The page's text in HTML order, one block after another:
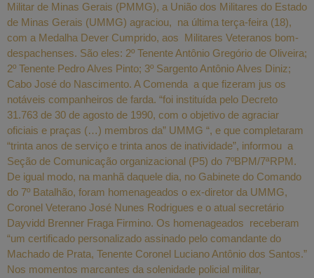
Militar de Minas Gerais (PMMG), a União dos Militares do Estado
de Minas Gerais (UMMG) agraciou, na última terça-feira (18),
com a Medalha Dever Cumprido, aos Militares Veteranos bom-
despachenses. São eles: 2º Tenente Antônio Gregório de Oliveira;
2º Tenente Pedro Alves Pinto; 3º Sargento Antônio Alves Diniz;
Cabo José do Nascimento. A Comenda a que fizeram jus os
notáveis companheiros de farda. “foi instituída pelo Decreto
31.763 de 30 de agosto de 1990, com o objetivo de agraciar
oficiais e praças (…) membros da” UMMG “, e que completaram
“trinta anos de serviço e trinta anos de inatividade”, informou a
Seção de Comunicação organizacional (P5) do 7ºBPM/7ªRPM.
De igual modo, na manhã daquele dia, no Gabinete do Comando
do 7º Batalhão, foram homenageados o ex-diretor da UMMG,
Coronel Veterano José Nunes Rodrigues e o atual secretário
Dayvidd Brenner Fraga Firmino. Os homenageados receberam
“um certificado personalizado assinado pelo comandante do
Machado de Prata, Tenente Coronel Luciano Antônio dos Santos.”
Nos momentos marcantes da solenidade policial militar,